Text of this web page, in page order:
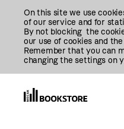
On this site we use
of our service and for
By not blocking the
our use of cookies and
Remember that you can
changing the settings on